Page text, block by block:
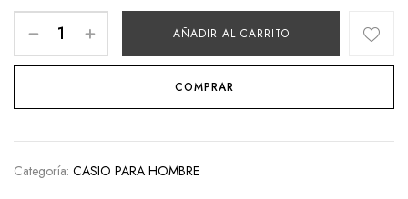
AÑADIR AL CARRITO
COMPRAR
Categoría: CASIO PARA HOMBRE